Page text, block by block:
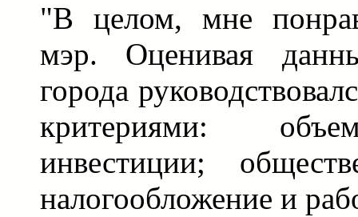
"В целом, мне
мэр. Оценивая
города
критериями:
инвестиции;
налогообложение и